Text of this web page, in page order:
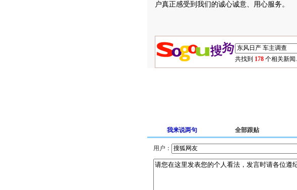
户真正感受到我们的诚心诚意、用心服务。
共找到 178 个相关新闻.
我来说两句 全部跟贴
用户：